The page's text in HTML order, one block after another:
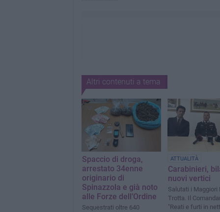
Altri contenuti a tema
Spaccio di droga,
arrestato 34enne
originario di
Spinazzola e già noto
alle Forze dell’Ordine
Sequestrati oltre 640
ATTUALITÀ
Carabinieri,
nuovi vertici
Salutati i Maggiori
Trotta. Il
"Reati e furti in